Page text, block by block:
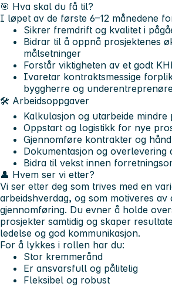
🎯 Hva skal du få til?
I løpet av de første 6–12 månedene
Sikrer fremdrift og kvalitet i
Bidrar til å oppnå prosjektenes
målsetninger
Forstår viktigheten av et godt
Ivaretar kontraktsmessige
byggherre og
🛠️ Arbeidsoppgaver
Kalkulasjon og utarbeide mindre
Oppstart og logistikk for nye
Gjennomføre kontrakter og
Dokumentasjon og overlevering
Bidra til vekst innen
👤 Hvem ser vi etter?
Vi ser etter deg som trives med en
arbeidshverdag, og som motiveres av
gjennomføring. Du evner å holde
prosjekter samtidig og skaper
ledelse og god kommunikasjon.
For å lykkes i rollen har du:
Stor kremmerånd
Er ansvarsfull og pålitelig
Fleksibel og robust